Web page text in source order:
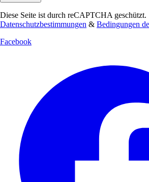
Diese Seite ist durch reCAPTCHA geschützt.
Datenschutzbestimmungen & Bedingungen
Facebook